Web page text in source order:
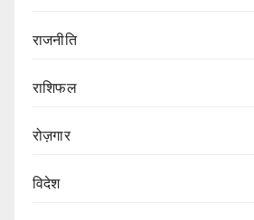
राजनीति
राशिफल
रोज़गार
विदेश